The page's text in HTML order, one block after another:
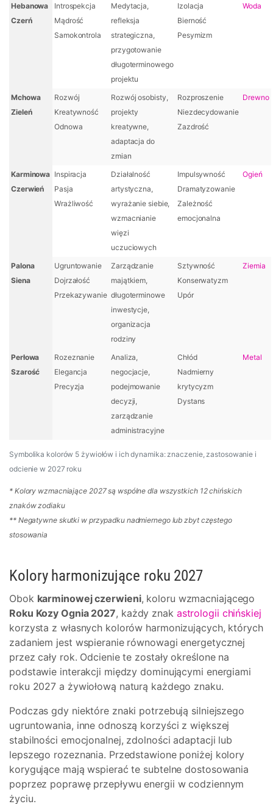
Symbolika kolorów 5 żywiołów i ich dynamika: znaczenie, zastosowanie i
odcienie w 2027 roku
Hebanowa
Czerń
Introspekcja
Mądrość
Samokontrola
Medytacja,
refleksja
strategiczna,
przygotowanie
długoterminowego
projektu
Izolacja
Bierność
Pesymizm
Woda
Mchowa
Zieleń
Rozwój
Kreatywność
Odnowa
Rozwój osobisty,
projekty
kreatywne,
adaptacja do
zmian
Rozproszenie
Niezdecydowanie
Zazdrość
Drewno
Karminowa
Czerwień
Inspiracja
Pasja
Wrażliwość
Działalność
artystyczna,
wyrażanie siebie,
wzmacnianie
więzi
uczuciowych
Impulsywność
Dramatyzowanie
Zależność
emocjonalna
Ogień
Palona
Siena
Ugruntowanie
Dojrzałość
Przekazywanie
Zarządzanie
majątkiem,
długoterminowe
inwestycje,
organizacja
rodziny
Sztywność
Konserwatyzm
Upór
Ziemia
Perłowa
Szarość
Rozeznanie
Elegancja
Precyzja
Analiza,
negocjacje,
podejmowanie
decyzji,
zarządzanie
administracyjne
Chłód
Nadmierny
krytycyzm
Dystans
Metal
* Kolory wzmacniające 2027 są wspólne dla wszystkich 12 chińskich
znaków zodiaku
** Negatywne skutki w przypadku nadmiernego lub zbyt częstego
stosowania
Kolory harmonizujące roku 2027
Obok karminowej czerwieni, koloru wzmacniającego
Roku Kozy Ognia 2027, każdy znak astrologii chińskiej
korzysta z własnych kolorów harmonizujących, których
zadaniem jest wspieranie równowagi energetycznej
przez cały rok. Odcienie te zostały określone na
podstawie interakcji między dominującymi energiami
roku 2027 a żywiołową naturą każdego znaku.
Podczas gdy niektóre znaki potrzebują silniejszego
ugruntowania, inne odnoszą korzyści z większej
stabilności emocjonalnej, zdolności adaptacji lub
lepszego rozeznania. Przedstawione poniżej kolory
korygujące mają wspierać te subtelne dostosowania
poprzez poprawę przepływu energii w codziennym
życiu.